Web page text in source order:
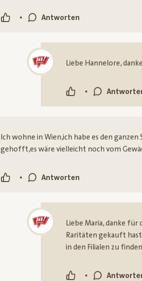
• Antworten
Liebe Hannelore,
•
Ich wohne in Wien,ich habe es den
gehofft,es wäre vielleicht noch vom
• Antworten
Liebe Maria, danke
Raritäten gekauft
in den Filialen zu
•